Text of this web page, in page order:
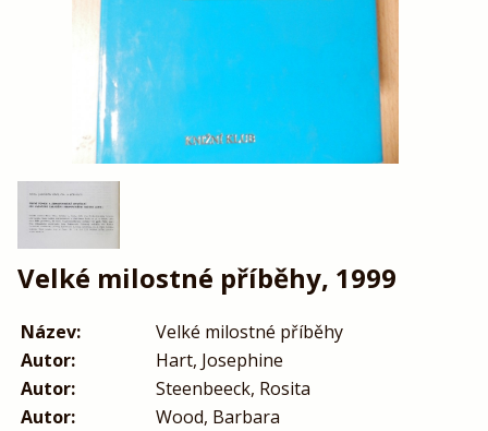
Velké milostné příběhy, 1999
Název:
Velké milostné příběhy
Autor:
Hart, Josephine
Autor:
Steenbeeck, Rosita
Autor:
Wood, Barbara